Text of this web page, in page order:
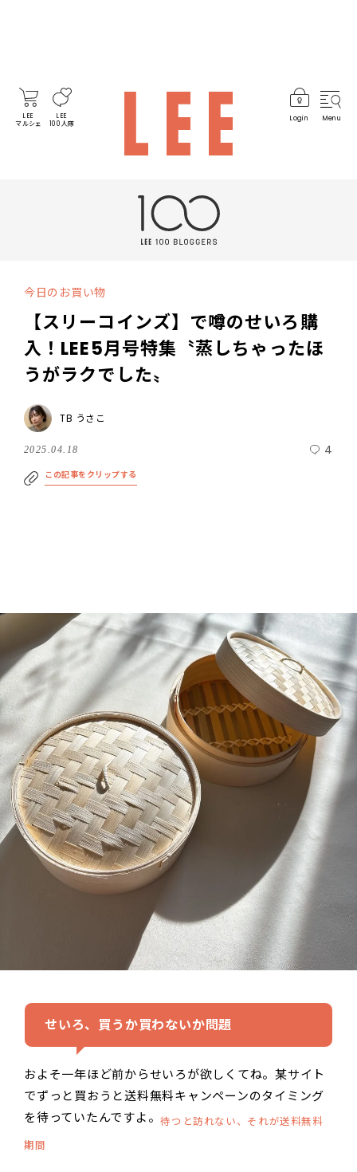
LEE
マルシェ
LEE
100人隊
Login Menu
今日のお買い物
【スリーコインズ】で噂のせいろ購
入！LEE5月号特集〝蒸しちゃったほ
うがラクでした〟
TB うさこ
2025.04.18 4
この記事をクリップする
せいろ、買うか買わないか問題
およそ一年ほど前からせいろが欲しくてね。某サイト
でずっと買おうと送料無料キャンペーンのタイミング
を待っていたんですよ。待つと訪れない、それが送料無料
期間